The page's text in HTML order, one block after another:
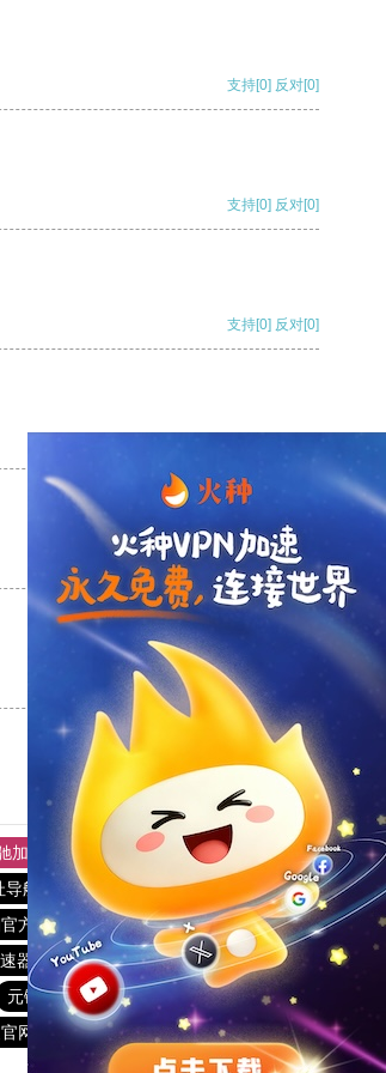
支持[0] 反对[0]
支持[0] 反对[0]
支持[0] 反对[0]
支持 [0] 反对 [0]
支持
加速器
旋风加速器
航 软件中心 雷霆加速
狂飙加速器
方加速器
2023免费加速神器
器 雷霆加速免费永久
橘子加速器
元链加速器 CC加速器
大象加速器
网 白鲸加速器
十大免费网络加速神器